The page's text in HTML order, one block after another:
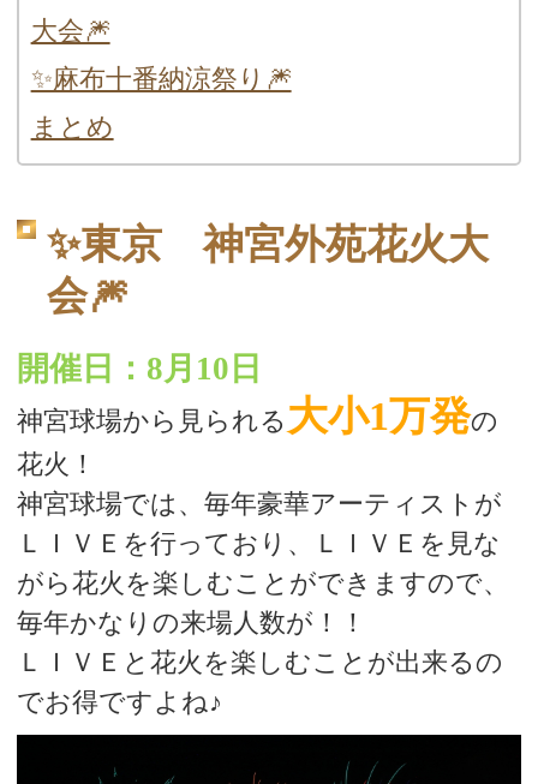
大会🎆
✨麻布十番納涼祭り🎆
まとめ
✨東京 神宮外苑花火大
会🎆
開催日：8月10日
神宮球場から見られる 大小1万発の
花火！
神宮球場では、毎年豪華アーティストが
ＬＩＶＥを行っており、ＬＩＶＥを見な
がら花火を楽しむことができますので、
毎年かなりの来場人数が！！
ＬＩＶＥと花火を楽しむことが出来るの
でお得ですよね♪